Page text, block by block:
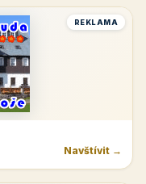
REKLAMA
Navštívit →